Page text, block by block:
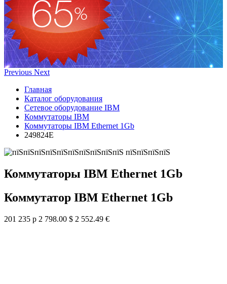
Previous Next
Главная
Каталог оборудования
Сетевое оборудование IBM
Коммутаторы IBM
Коммутаторы IBM Ethernet 1Gb
249824E
Коммутаторы IBM Ethernet 1Gb
Коммутатор IBM Ethernet 1Gb
201 235 р 2 798.00 $ 2 552.49 €